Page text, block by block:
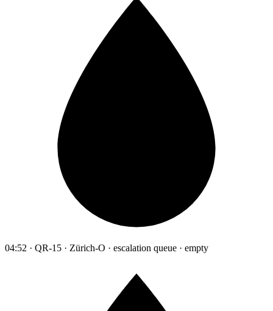
04:52 · QR-15 · Zürich-O · escalation queue · empty